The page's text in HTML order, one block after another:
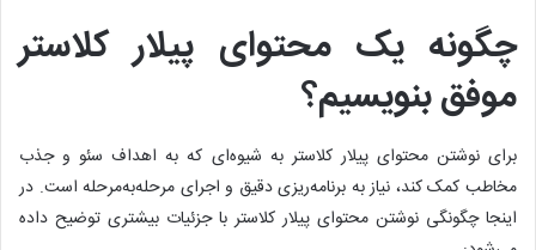
چگونه یک محتوای پیلار کلاستر
موفق بنویسیم؟
برای نوشتن محتوای پیلار کلاستر به شیوه‌ای که به اهداف سئو و جذب
مخاطب کمک کند، نیاز به برنامه‌ریزی دقیق و اجرای مرحله‌به‌مرحله است. در
اینجا چگونگی نوشتن محتوای پیلار کلاستر با جزئیات بیشتری توضیح داده